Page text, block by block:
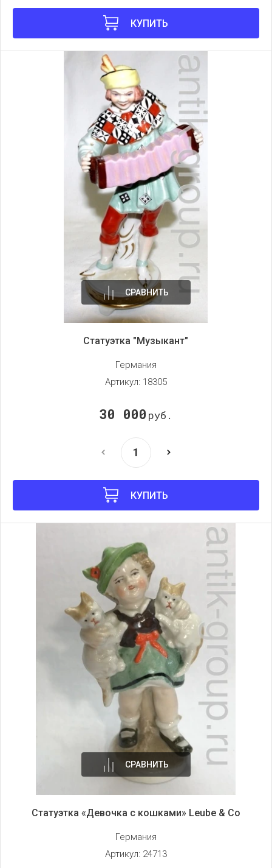
КУПИТЬ
СРАВНИТЬ
Статуэтка "Музыкант"
Германия
Артикул: 18305
30 000 руб.
КУПИТЬ
СРАВНИТЬ
Статуэтка «Девочка с кошками» Leube & Co
Германия
Артикул: 24713